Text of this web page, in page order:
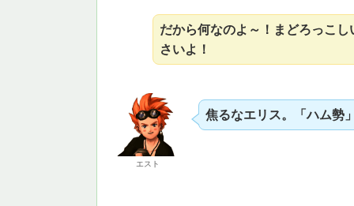
だから何なのよ～！まどろっこ
さいよ！
エスト
焦るなエリス。「ハム勢